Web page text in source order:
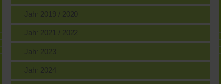
Jahr 2019 / 2020
Jahr 2021 / 2022
Jahr 2023
Jahr 2024